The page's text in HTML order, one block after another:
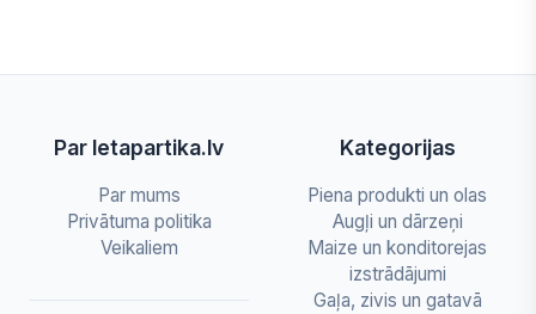
Par letapartika.lv
Par mums
Privātuma politika
Veikaliem
Kategorijas
Piena produkti un olas
Augļi un dārzeņi
Maize un konditorejas
izstrādājumi
Gaļa, zivis un gatavā